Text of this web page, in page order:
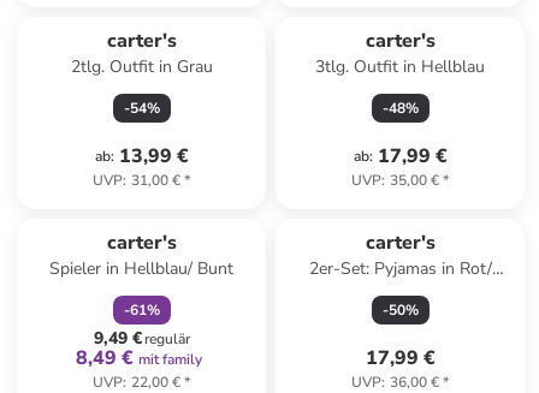
carter's
2tlg. Outfit in Grau
-54%
ab: 13,99 €
UVP: 31,00 €*
carter's
3tlg. Outfit in Hellblau
-48%
ab: 17,99 €
UVP: 35,00 €*
carter's
Spieler in Hellblau/ Bunt
-61%
9,49 €regulär
8,49 € mit family
UVP: 22,00 €*
carter's
2er-Set: Pyjamas in Rot/
Creme
-50%
17,99 €
UVP: 36,00 €*